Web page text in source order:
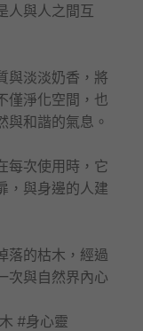
人與人之間互
與淡淡奶香，將
僅淨化空間，也
與和諧的氣息。
每次使用時，它
，與身邊的人建
落的枯木，經過
次與自然界內心
#身心靈